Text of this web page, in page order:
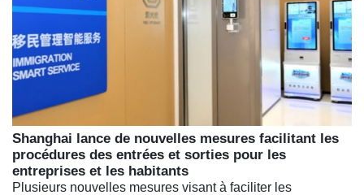
Shanghai lance de nouvelles mesures facilitant les
procédures des entrées et sorties pour les
entreprises et les habitants
Plusieurs nouvelles mesures visant à faciliter les